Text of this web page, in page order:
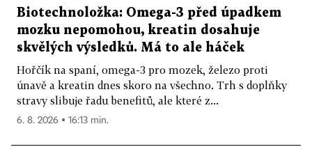
Biotechnoložka: Omega-3 před úpadkem
mozku nepomohou, kreatin dosahuje
skvělých výsledků. Má to ale háček
Hořčík na spaní, omega-3 pro mozek, železo proti
únavě a kreatin dnes skoro na všechno. Trh s doplňky
stravy slibuje řadu benefitů, ale které z...
6. 8. 2026 ▪ 16:13 min.